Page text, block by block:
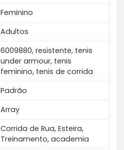
Feminino
Adultos
6009880, resistente, tenis
under armour, tenis
feminino, tenis de corrida
Padrão
Array
Corrida de Rua, Esteira,
Treinamento, academia